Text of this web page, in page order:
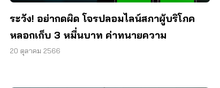
ระวัง! อย่ากดผิด โจรปลอมไลน์สภาผู้บริโภค
หลอกเก็บ 3 หมื่นบาท ค่าทนายความ
20 ตุลาคม 2566